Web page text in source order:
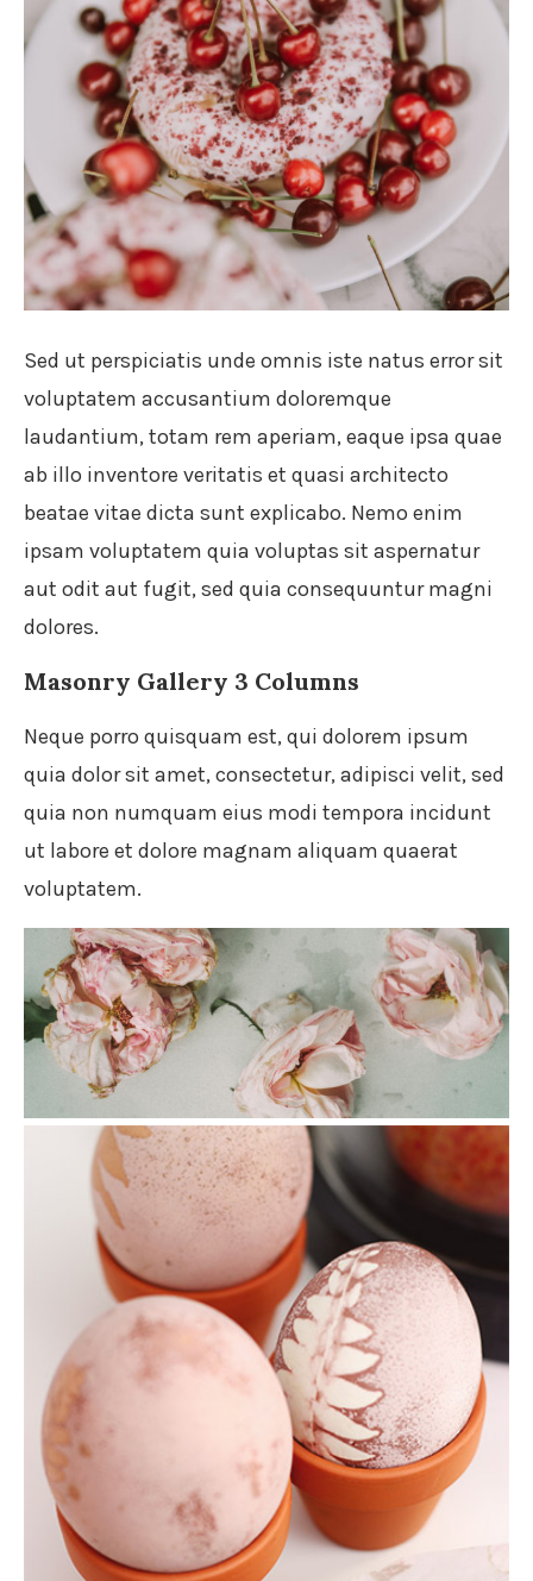
Sed ut perspiciatis unde omnis iste natus error sit
voluptatem accusantium doloremque
laudantium, totam rem aperiam, eaque ipsa quae
ab illo inventore veritatis et quasi architecto
beatae vitae dicta sunt explicabo. Nemo enim
ipsam voluptatem quia voluptas sit aspernatur
aut odit aut fugit, sed quia consequuntur magni
dolores.
Masonry Gallery 3 Columns
Neque porro quisquam est, qui dolorem ipsum
quia dolor sit amet, consectetur, adipisci velit, sed
quia non numquam eius modi tempora incidunt
ut labore et dolore magnam aliquam quaerat
voluptatem.